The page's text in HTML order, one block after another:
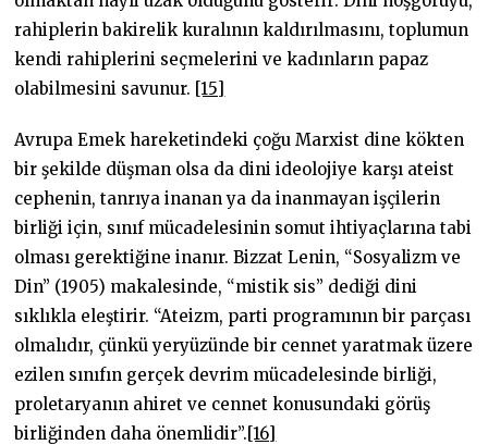
rahiplerin bakirelik kuralının kaldırılmasını, toplumun
kendi rahiplerini seçmelerini ve kadınların papaz
olabilmesini savunur. [15]
Avrupa Emek hareketindeki çoğu Marxist dine kökten
bir şekilde düşman olsa da dini ideolojiye karşı ateist
cephenin, tanrıya inanan ya da inanmayan işçilerin
birliği için, sınıf mücadelesinin somut ihtiyaçlarına tabi
olması gerektiğine inanır. Bizzat Lenin, “Sosyalizm ve
Din” (1905) makalesinde, “mistik sis” dediği dini
sıklıkla eleştirir. “Ateizm, parti programının bir parçası
olmalıdır, çünkü yeryüzünde bir cennet yaratmak üzere
ezilen sınıfın gerçek devrim mücadelesinde birliği,
proletaryanın ahiret ve cennet konusundaki görüş
birliğinden daha önemlidir”.[16]